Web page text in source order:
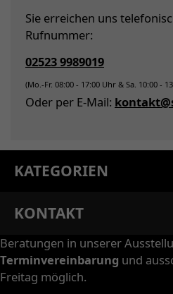
Sie erreichen uns
Rufnummer:
02523 9989019
(Mo.-Fr. 08:00 - 17:00 Uhr & Sa. 10:00 -
Oder per E-Mail:
KATEGORIEN
KONTAKT
Beratungen in unserer
Terminvereinbarung und
Freitag möglich.